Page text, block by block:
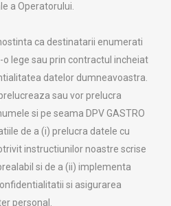
a Operatorului.
ca destinatarii enumerati
lege sau prin contractul incheiat
datelor dumneavoastra.
sau vor prelucra
si pe seama DPV GASTRO
de a (i) prelucra datele cu
instructiunilor noastre scrise
si de a (ii) implementa
si asigurarea
personal.